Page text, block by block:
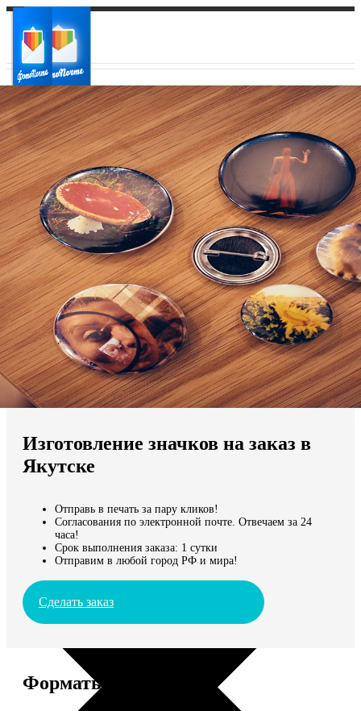
Ваш город:
Ваш регион доставки
Выберите из списка:
Мы доставляем по всему миру
Продолжить без города
Изготовление значков на заказ в
Якутске
Отправь в печать за пару кликов!
Согласования по электронной почте. Отвечаем за 24
часа!
Срок выполнения заказа: 1 сутки
Отправим в любой город РФ и мира!
Сделать заказ
Форматы и цены